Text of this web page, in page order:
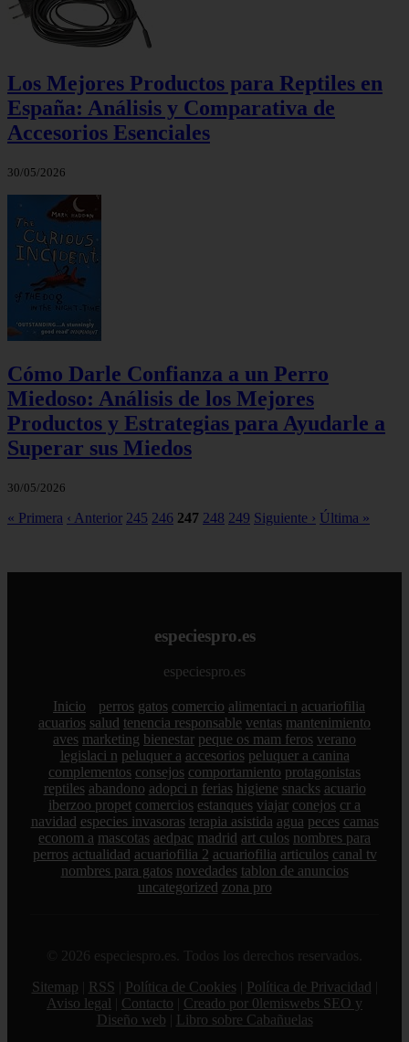
Los Mejores Productos para Reptiles en
España: Análisis y Comparativa de
Accesorios Esenciales
30/05/2026
Cómo Darle Confianza a un Perro
Miedoso: Análisis de los Mejores
Productos y Estrategias para Ayudarle a
Superar sus Miedos
30/05/2026
« Primera ‹ Anterior 245 246 247 248 249 Siguiente › Última »
especiespro.es
especiespro.es
Inicio perros gatos comercio alimentaci n acuariofilia
acuarios salud tenencia responsable ventas mantenimiento
aves marketing bienestar peque os mam feros verano
legislaci n peluquer a accesorios peluquer a canina
complementos consejos comportamiento protagonistas
reptiles abandono adopci n ferias higiene snacks acuario
iberzoo propet comercios estanques viajar conejos cr a
navidad especies invasoras terapia asistida agua peces camas
econom a mascotas aedpac madrid art culos nombres para
perros actualidad acuariofilia 2 acuariofilia articulos canal tv
nombres para gatos novedades tablon de anuncios
uncategorized zona pro
© 2026 especiespro.es. Todos los derechos reservados.
Sitemap
RSS Política de Cookies Política de Privacidad
Aviso legal
Contacto
Creado por 0lemiswebs SEO y
Diseño web
Libro sobre Cabañuelas